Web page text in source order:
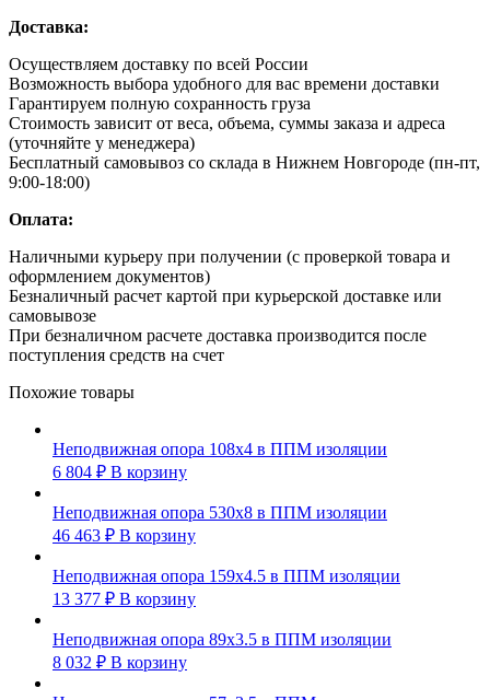
Доставка:
Осуществляем доставку по всей России
Возможность выбора удобного для вас времени доставки
Гарантируем полную сохранность груза
Стоимость зависит от веса, объема, суммы заказа и адреса
(уточняйте у менеджера)
Бесплатный самовывоз со склада в Нижнем Новгороде (пн-пт,
9:00-18:00)
Оплата:
Наличными курьеру при получении (с проверкой товара и
оформлением документов)
Безналичный расчет картой при курьерской доставке или
самовывозе
При безналичном расчете доставка производится после
поступления средств на счет
Похожие товары
Неподвижная опора 108х4 в ППМ изоляции
6 804 ₽ В корзину
Неподвижная опора 530х8 в ППМ изоляции
46 463 ₽ В корзину
Неподвижная опора 159х4.5 в ППМ изоляции
13 377 ₽ В корзину
Неподвижная опора 89х3.5 в ППМ изоляции
8 032 ₽ В корзину